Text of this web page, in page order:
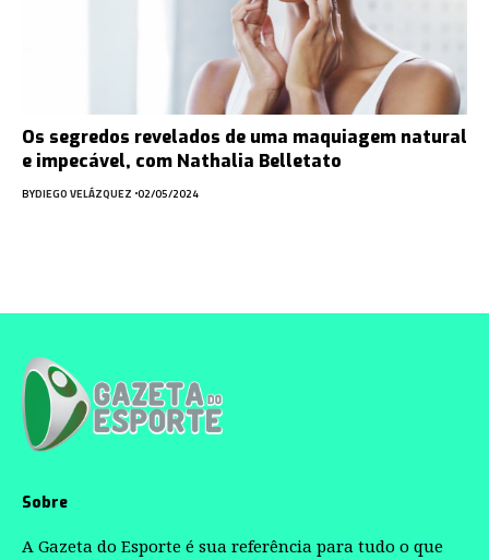
Os segredos revelados de uma maquiagem natural
e impecável, com Nathalia Belletato
BYDIEGO VELÁZQUEZ 02/05/2024
Sobre
A Gazeta do Esporte é sua referência para tudo o que